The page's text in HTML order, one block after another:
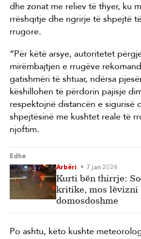
dhe zonat me reliev të thyer, ku
rrëshqitje dhe ngrirje të shpejtë
rrugore.
“Për këtë arsye, autoritetet
mirëmbajtjen e rrugëve
gatishmëri të shtuar, ndërsa
këshillohen të përdorin pajisje
respektojnë distancën e sigurisë
shpejtësinë me kushtet reale të
njoftim.
Edhe
Arbëri
7 jan 2026
Kurti bën thirrje:
kritike, mos lëvizni
domosdoshme
Po ashtu, këto kushte